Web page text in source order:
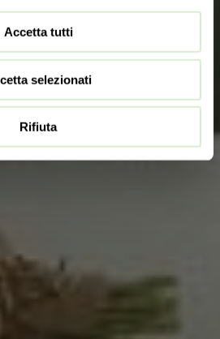
Accetta tutti
selezionati
Rifiuta